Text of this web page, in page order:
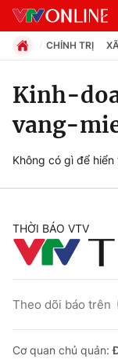
Chuyên mục
Chính trị
Pháp luật
CHÍNH TRỊ
Kinh-
vang-
Không có gì để hiển
THỜI BÁO VTV
Theo dõi báo trên
Cơ quan chủ quản: